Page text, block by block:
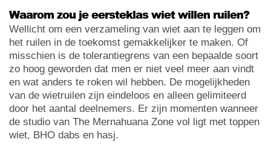
Waarom zou je eersteklas wiet willen ruilen?
Wellicht om een verzameling van wiet aan te leggen om
het ruilen in de toekomst gemakkelijker te maken. Of
misschien is de tolerantiegrens van een bepaalde soort
zo hoog geworden dat men er niet veel meer aan vindt
en wat anders te roken wil hebben. De mogelijkheden
van de wietruilen zijn eindeloos en alleen gelimiteerd
door het aantal deelnemers. Er zijn momenten wanneer
de studio van The Mernahuana Zone vol ligt met toppen
wiet, BHO dabs en hasj.